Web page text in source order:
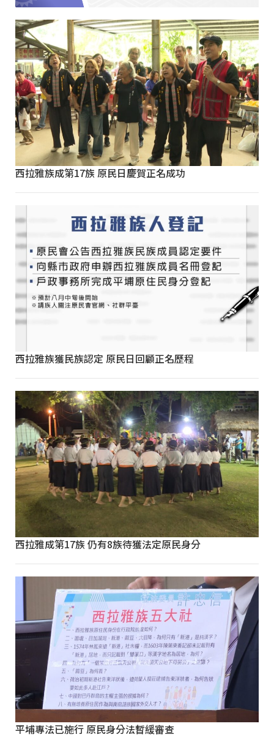
西拉雅族成第17族 原民日慶賀正名成功
西拉雅族獲民族認定 原民日回顧正名歷程
西拉雅成第17族 仍有8族待獲法定原民身分
平埔專法已施行 原民身分法暫緩審查